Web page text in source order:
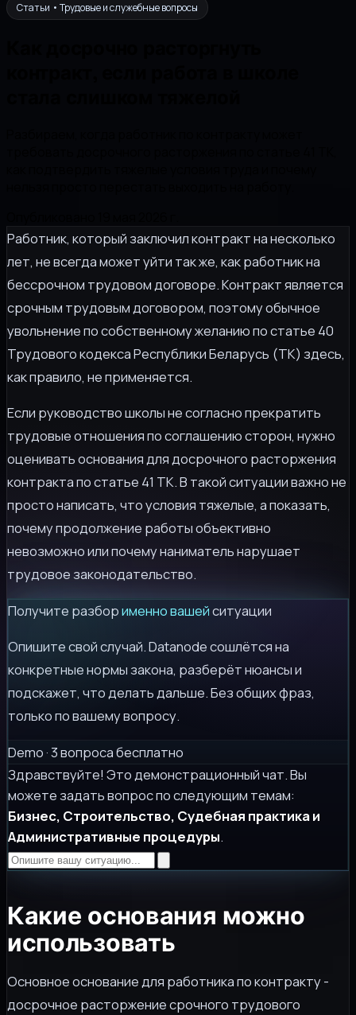
Статьи • Трудовые и служебные вопросы
Работник, который заключил контракт на несколько
лет, не всегда может уйти так же, как работник на
бессрочном трудовом договоре. Контракт является
срочным трудовым договором, поэтому обычное
увольнение по собственному желанию по статье 40
Трудового кодекса Республики Беларусь (ТК) здесь,
как правило, не применяется.
Если руководство школы не согласно прекратить
трудовые отношения по соглашению сторон, нужно
оценивать основания для досрочного расторжения
контракта по статье 41 ТК. В такой ситуации важно не
просто написать, что условия тяжелые, а показать,
почему продолжение работы объективно
невозможно или почему наниматель нарушает
трудовое законодательство.
Получите разборименно вашейситуации
Опишите свой случай. Datanode сошлётся на
конкретные нормы закона, разберёт нюансы и
подскажет, что делать дальше. Без общих фраз,
только по вашему вопросу.
Demo · 3 вопроса бесплатно
Здравствуйте! Это демонстрационный чат. Вы
можете задать вопрос по следующим темам:
Бизнес, Строительство, Судебная практика и
Административные процедуры.
Какие основания можно
использовать
Основное основание для работника по контракту -
досрочное расторжение срочного трудового